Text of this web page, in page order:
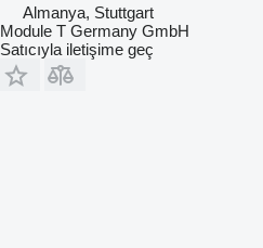
Almanya, Stuttgart
Module T Germany GmbH
Satıcıyla iletişime geç